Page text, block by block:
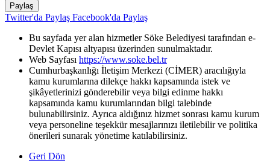
Paylaş
Twitter'da Paylaş Facebook'da Paylaş
Bu sayfada yer alan hizmetler Söke Belediyesi tarafından e-
Devlet Kapısı altyapısı üzerinden sunulmaktadır.
Web Sayfası https://www.soke.bel.tr
Cumhurbaşkanlığı İletişim Merkezi (CİMER) aracılığıyla
kamu kurumlarına dilekçe hakkı kapsamında istek ve
şikâyetlerinizi gönderebilir veya bilgi edinme hakkı
kapsamında kamu kurumlarından bilgi talebinde
bulunabilirsiniz. Ayrıca aldığınız hizmet sonrası kamu kurum
veya personeline teşekkür mesajlarınızı iletilebilir ve politika
önerileri sunarak yönetime katılabilirsiniz.
Geri Dön